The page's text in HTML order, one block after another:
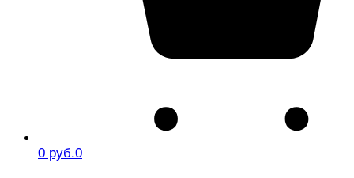
0 руб.0